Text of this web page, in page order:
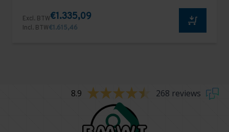
Excl. BTW€1.335,09
Incl. BTW€1.615,46
8.9 268 reviews